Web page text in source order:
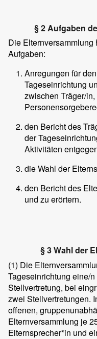
§ 2 Aufgaben
Die
Aufgaben:
Anregungen für
Tageseinrichtung
zwischen Träger/
den Bericht des
der
Aktivitäten
die Wahl der
den Bericht des
und zu erörtern.
§ 3 Wahl der
(1) Die
Tageseinrichtung eine/
Stellvertretung, bei
zwei Stellvertretungen.
offenen,
Elternversammlung je
Elternsprecher*in und